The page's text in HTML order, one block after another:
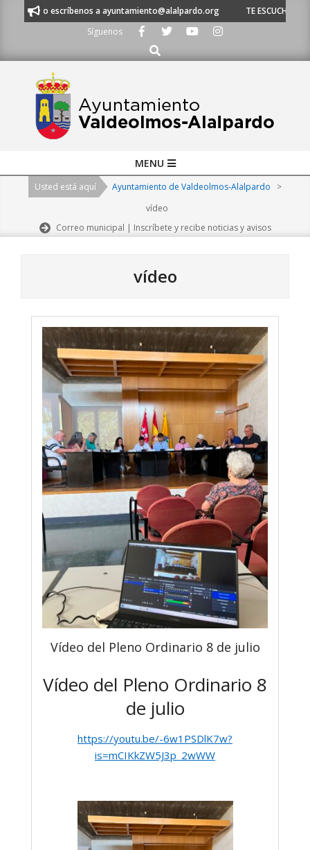
o escríbenos a ayuntamiento@alalpardo.org
TE ESCUCHAMOS -
Síguenos
Buscar
Navigation
MENU
Usted está aquí Ayuntamiento de Valdeolmos-Alalpardo
>
vídeo
Correo municipal | Inscríbete y recibe noticias y avisos
vídeo
Vídeo del Pleno Ordinario 8 de julio
Vídeo del Pleno Ordinario 8
de julio
https://youtu.be/-6w1PSDlK7w?
is=mCIKkZW5J3p_2wWW